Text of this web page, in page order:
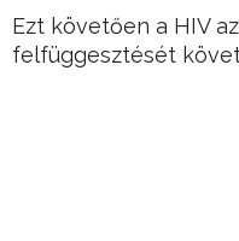
Ezt követően a HIV
felfüggesztését